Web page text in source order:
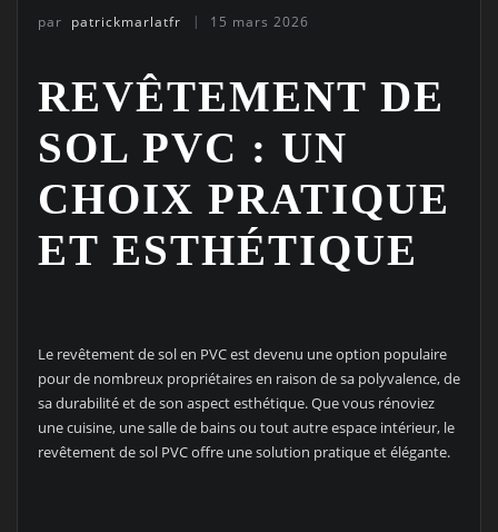
par patrickmarlatfr 15 mars 2026
REVÊTEMENT DE
SOL PVC : UN
CHOIX PRATIQUE
ET ESTHÉTIQUE
Le revêtement de sol en PVC est devenu une option populaire
pour de nombreux propriétaires en raison de sa polyvalence, de
sa durabilité et de son aspect esthétique. Que vous rénoviez
une cuisine, une salle de bains ou tout autre espace intérieur, le
revêtement de sol PVC offre une solution pratique et élégante.